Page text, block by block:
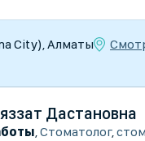
City), Алматы
Дастановна
,Стоматолог,